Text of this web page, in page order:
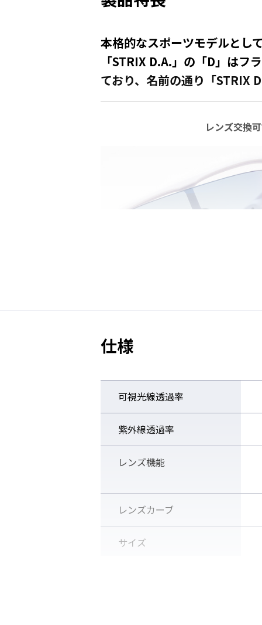
本格的なスポーツモデルとし
「STRIX D.A.」の「D」は
ており、名前の通り「STRIX
レンズ交換
別売のスペアレンズは10種類あ
能です。
調整可能なノー
仕様
可視光線透過率
紫外線透過率
レンズ機能
レンズカーブ
サイズ